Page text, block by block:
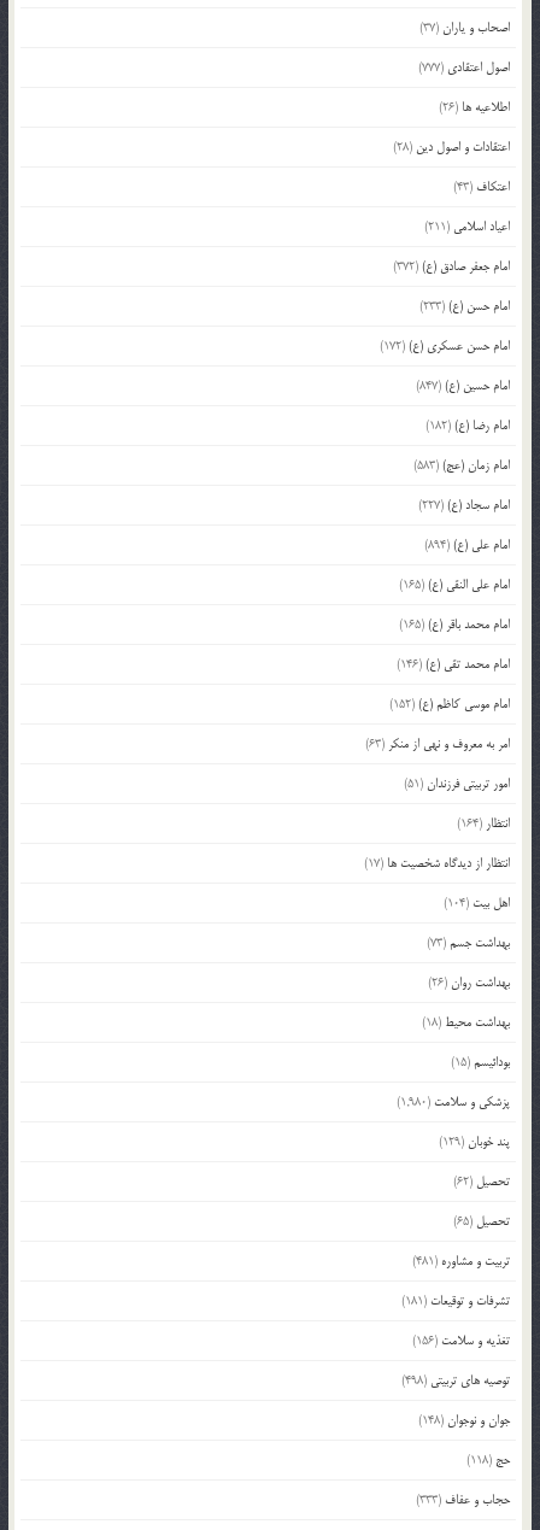
اصحاب و یاران(37)
اصول اعتقادی (777)
اطلاعیه ها (26)
اعتقادات و اصول دین (28)
اعتکاف (43)
اعیاد اسلامی (211)
امام جعفر صادق (ع)(372)
امام حسن (ع)(233)
امام حسن عسکری (ع)(172)
امام حسین (ع)(847)
امام رضا (ع)(182)
امام زمان (عج)(583)
امام سجاد (ع)(227)
امام علی (ع)(894)
امام علی النقی (ع)(165)
امام محمد باقر (ع)(165)
امام محمد تقی (ع)(146)
امام موسی کاظم (ع)(152)
امر به معروف و نهی از منکر (63)
امور تربیتی فرزندان(51)
انتظار (164)
انتظار از دیدگاه شخصیت ها (17)
اهل بیت (104)
بهداشت جسم(73)
بهداشت روان(26)
بهداشت محیط (18)
بودائیسم(15)
پزشکی و سلامت (1,980)
پند خوبان(129)
تحصیل (62)
تحصیل (65)
تربیت و مشاوره (481)
تشرفات و توقیعات (181)
تغذیه و سلامت (156)
توصیه های تربیتی (498)
جوان و نوجوان(148)
حج (118)
حجاب و عفاف (333)